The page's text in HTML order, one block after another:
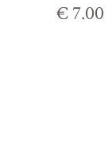
€ 7.00